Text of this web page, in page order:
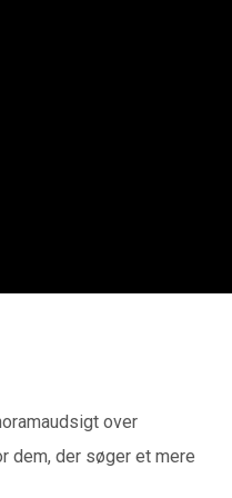
over
dem, der søger et mere